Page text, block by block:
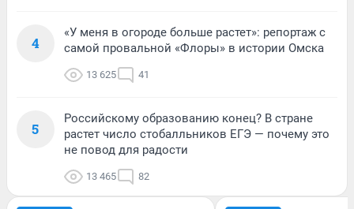
4
«У меня в огороде больше растет»: репортаж с
самой провальной «Флоры» в истории Омска
13 625 41
5
Российскому образованию конец? В стране
растет число стобалльников ЕГЭ — почему это
не повод для радости
13 465 82